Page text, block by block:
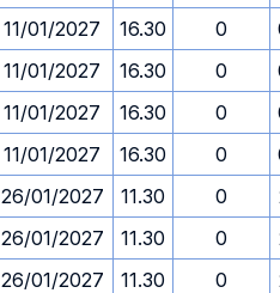
11/01/2027 16.30 0
11/01/2027 16.30 0
11/01/2027 16.30 0
11/01/2027 16.30 0
26/01/2027 11.30 0
26/01/2027 11.30 0
26/01/2027 11.30 0